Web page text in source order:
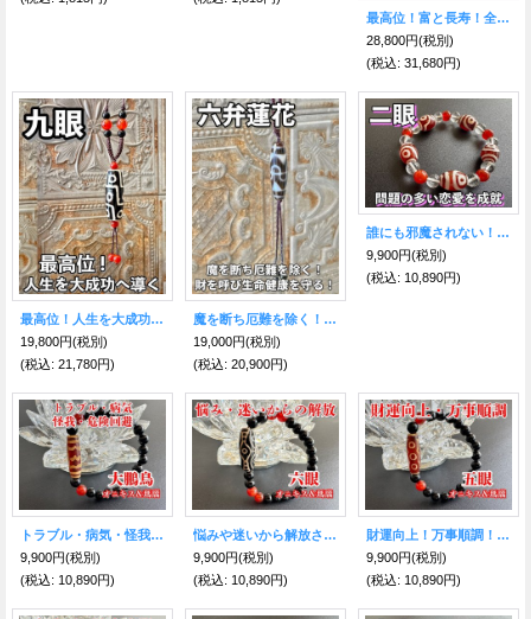
最高位！富と長寿！全てを手に入れ人生を大成功に導く！九眼&三眼天珠ネックレス 黒
28,800円(税別)
(税込: 31,680円)
最高位！人生を大成功に導き幸福を得る！九眼天珠 紐ネックレス
19,800円(税別)
(税込: 21,780円)
魔を断ち厄難を除く！財を呼び生命健康を守る！六弁蓮花天珠 紐ネックレス
19,000円(税別)
(税込: 20,900円)
誰にも邪魔されない！上手く行かない恋を叶えてくれる！二眼天珠＆水晶＆赤メノウブレスレット
9,900円(税別)
(税込: 10,890円)
トラブル・病気・怪我・危険回避！大鵬鳥天珠ブレスレット オニキス＆瑪瑙
9,900円(税別)
(税込: 10,890円)
悩みや迷いから解放され、精神を安定させる！六眼天珠ブレスレット オニキス＆瑪瑙
9,900円(税別)
(税込: 10,890円)
財運向上！万事順調！五眼天珠ブレスレット オニキス＆瑪瑙
9,900円(税別)
(税込: 10,890円)